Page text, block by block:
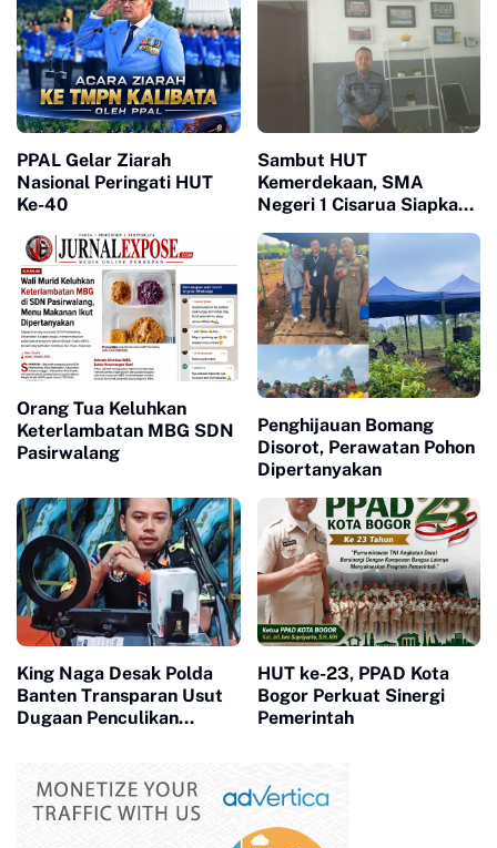
PPAL Gelar Ziarah
Nasional Peringati HUT
Ke-40
Sambut HUT
Kemerdekaan, SMA
Negeri 1 Cisarua Siapkan
Siswa
Orang Tua Keluhkan
Keterlambatan MBG SDN
Pasirwalang
Penghijauan Bomang
Disorot, Perawatan Pohon
Dipertanyakan
King Naga Desak Polda
Banten Transparan Usut
Dugaan Penculikan
HUT ke-23, PPAD Kota
Bogor Perkuat Sinergi
Pemerintah